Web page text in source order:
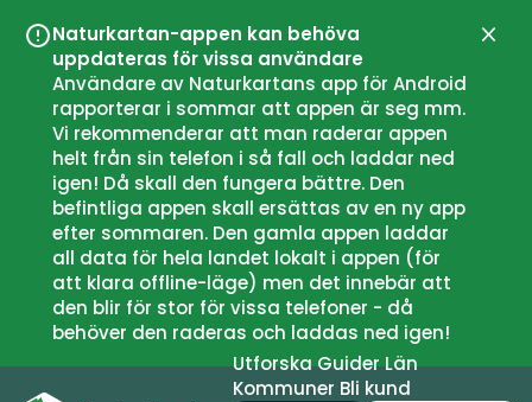
Naturkartan-appen kan behöva
uppdateras för vissa användare
Användare av Naturkartans app för Android
rapporterar i sommar att appen är seg mm.
Vi rekommenderar att man raderar appen
helt från sin telefon i så fall och laddar ned
igen! Då skall den fungera bättre. Den
befintliga appen skall ersättas av en ny app
efter sommaren. Den gamla appen laddar
all data för hela landet lokalt i appen (för
att klara offline-läge) men det innebär att
den blir för stor för vissa telefoner - då
behöver den raderas och laddas ned igen!
UtforskaGuiderLän
Kommuner Bli kund